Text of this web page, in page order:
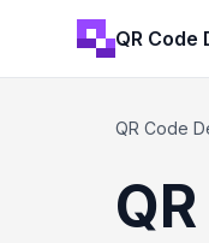
QR Code
QR Code